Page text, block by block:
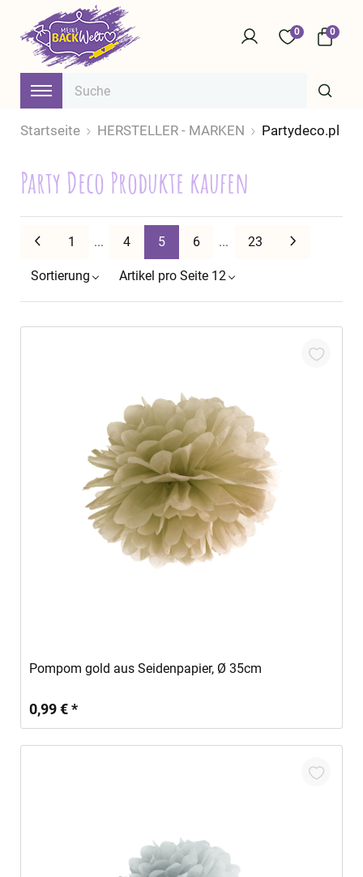
0 0
Startseite HERSTELLER - MARKEN Partydeco.pl
Party Deco Produkte kaufen
Zurück
1 ... 4 5 6 ... 23 Weiter
Sortierung Artikel pro Seite 12
Pompom gold aus Seidenpapier, Ø 35cm
0,99 € *